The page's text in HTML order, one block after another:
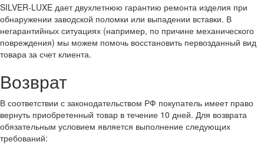
SILVER-LUXE дает двухлетнюю гарантию ремонта изделия при
обнаружении заводской поломки или выпадении вставки. В
негарантийных ситуациях (например, по причине механического
повреждения) мы можем помочь восстановить первозданный вид
товара за счет клиента.
Возврат
В соответствии с законодательством РФ покупатель имеет право
вернуть приобретенный товар в течение 10 дней. Для возврата
обязательным условием является выполнение следующих
требований: